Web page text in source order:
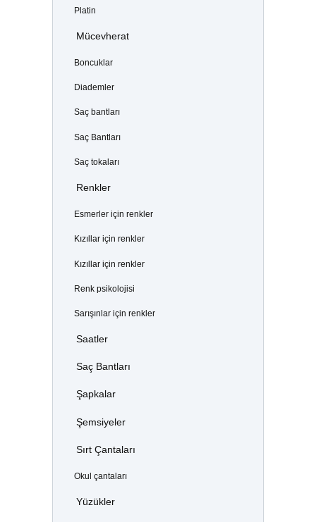
Platin
Mücevherat
Boncuklar
Diademler
Saç bantları
Saç Bantları
Saç tokaları
Renkler
Esmerler için renkler
Kızıllar için renkler
Kızıllar için renkler
Renk psikolojisi
Sarışınlar için renkler
Saatler
Saç Bantları
Şapkalar
Şemsiyeler
Sırt Çantaları
Okul çantaları
Yüzükler